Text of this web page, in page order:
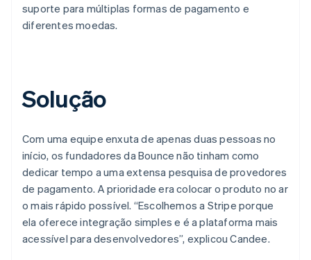
suporte para múltiplas formas de pagamento e
diferentes moedas.
Solução
Com uma equipe enxuta de apenas duas pessoas no
início, os fundadores da Bounce não tinham como
dedicar tempo a uma extensa pesquisa de provedores
de pagamento. A prioridade era colocar o produto no ar
o mais rápido possível. “Escolhemos a Stripe porque
ela oferece integração simples e é a plataforma mais
acessível para desenvolvedores”, explicou Candee.